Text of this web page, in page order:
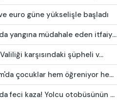
euro güne yükselişle başladı
yangına müdahale eden itfaiy...
karşısındaki şüpheli v...
çocuklar hem öğreniyor he...
feci kaza! Yolcu otobüsünün ...